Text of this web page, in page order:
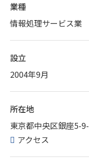
業種
情報処理サービス業
設立
2004年9月
所在地
東京都中央区銀座5-
アクセス